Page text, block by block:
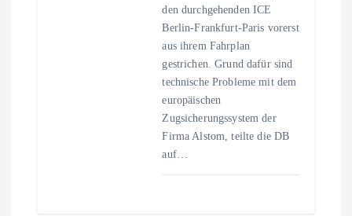
den durchgehenden ICE
Berlin-Frankfurt-Paris vorerst
aus ihrem Fahrplan
gestrichen. Grund dafür sind
technische Probleme mit dem
europäischen
Zugsicherungssystem der
Firma Alstom, teilte die DB
auf…